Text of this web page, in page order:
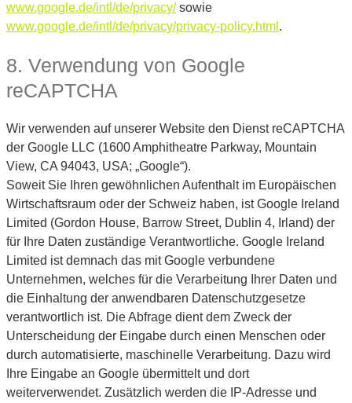
www.google.de/intl/de/privacy/sowie
www.google.de/intl/de/privacy/privacy-policy.html .
8. Verwendung von Google
reCAPTCHA
Wir verwenden auf unserer Website den Dienst reCAPTCHA
der Google LLC (1600 Amphitheatre Parkway, Mountain
View, CA 94043, USA; „Google“).
Soweit Sie Ihren gewöhnlichen Aufenthalt im Europäischen
Wirtschaftsraum oder der Schweiz haben, ist Google Ireland
Limited (Gordon House, Barrow Street, Dublin 4, Irland) der
für Ihre Daten zuständige Verantwortliche. Google Ireland
Limited ist demnach das mit Google verbundene
Unternehmen, welches für die Verarbeitung Ihrer Daten und
die Einhaltung der anwendbaren Datenschutzgesetze
verantwortlich ist. Die Abfrage dient dem Zweck der
Unterscheidung der Eingabe durch einen Menschen oder
durch automatisierte, maschinelle Verarbeitung. Dazu wird
Ihre Eingabe an Google übermittelt und dort
weiterverwendet. Zusätzlich werden die IP-Adresse und